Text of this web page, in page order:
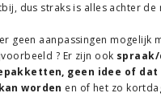
dus straks is alles achter de
geen aanpassingen mogelijk
? Er zijn ook
geen idee of dat
worden en of het zo